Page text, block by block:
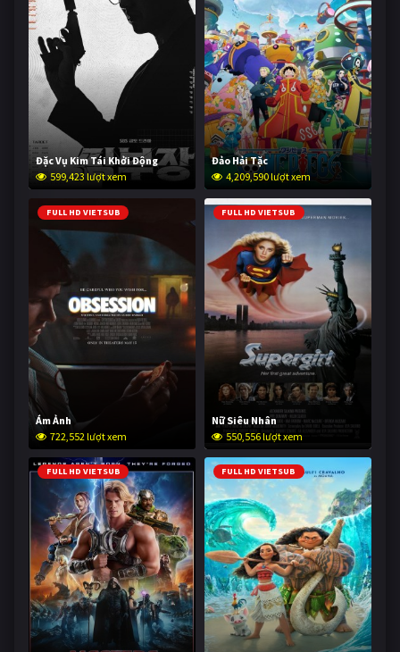
Đặc Vụ Kim Tái Khởi Động
599,423 lượt xem
Đảo Hải Tặc
4,209,590 lượt xem
FULL HD VIETSUB
Ám Ảnh
722,552 lượt xem
FULL HD VIETSUB
Nữ Siêu Nhân
550,556 lượt xem
FULL HD VIETSUB FULL HD VIETSUB